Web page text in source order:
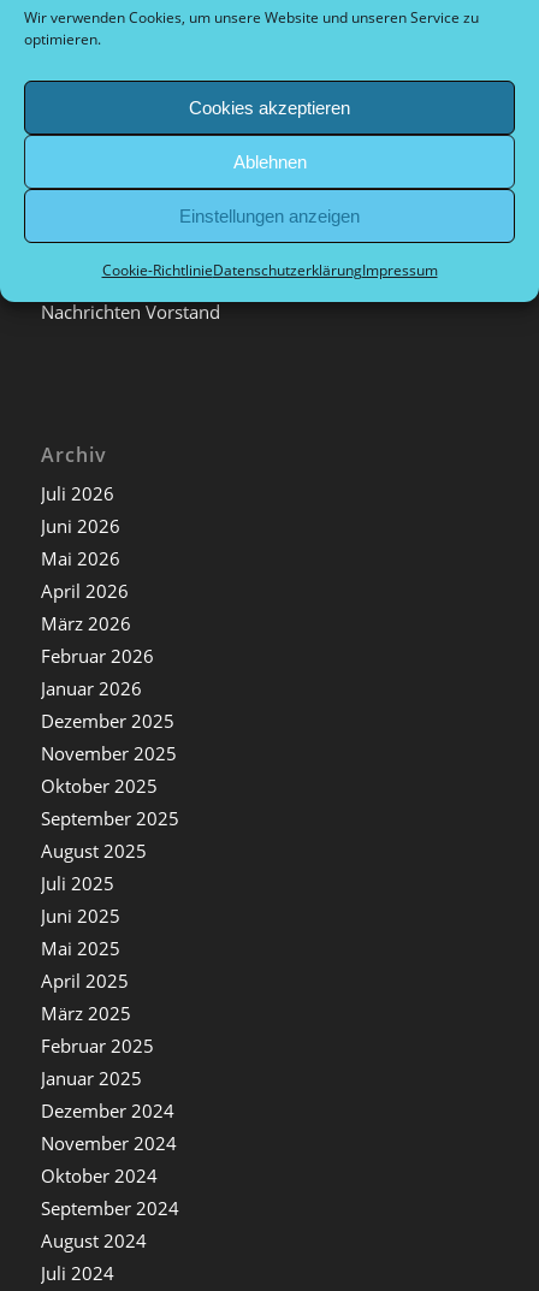
Wir verwenden Cookies, um unsere Website und unseren Service zu
optimieren.
Cookies akzeptieren
Ablehnen
Einstellungen anzeigen
Cookie-RichtlinieDatenschutzerklärungImpressum
Kategorien
Allgemein
Nachrichten extern
Nachrichten Sport
Nachrichten Vorstand
Archiv
Juli 2026
Juni 2026
Mai 2026
April 2026
März 2026
Februar 2026
Januar 2026
Dezember 2025
November 2025
Oktober 2025
September 2025
August 2025
Juli 2025
Juni 2025
Mai 2025
April 2025
März 2025
Februar 2025
Januar 2025
Dezember 2024
November 2024
Oktober 2024
September 2024
August 2024
Juli 2024